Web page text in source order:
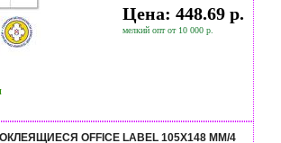
Цена: 448.69 р.
мелкий опт от 10 000 р.
OFFICE LABEL 105Х148 ММ/4